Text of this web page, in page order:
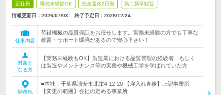
正社員 職種未経験OK 完全週休2日制 第二新卒歓迎
情報更新日：2026/07/03 終了予定日： 2026/12/24
仕事内容
荷役機械の品質保証をお任せします。実務未経験の方でも丁寧な
教育・サポート環境があるので安心下さい！
対象と
なる方
【実務未経験もOK】製造業における品質管理の経験者、もしく
は製造やメンテナンス等の実務や機械工学を学ばれていた方
勤務地
■本社：千葉県浦安市北栄4-12-20 【雇入れ直後】上記事業所
【変更の範囲】会社の定める事業所